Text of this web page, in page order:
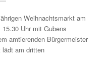
Weihnachtsmarkt am
Uhr mit Gubens
amtierenden Bürgermeister
lädt am dritten